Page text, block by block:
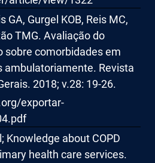
GA, Gurgel KOB, Reis MC,
TMG. Avaliação do
sobre comorbidades em
ambulatoriamente. Revista
2018; v.28: 19-26.
exportar-
Knowledge about COPD
health care services.